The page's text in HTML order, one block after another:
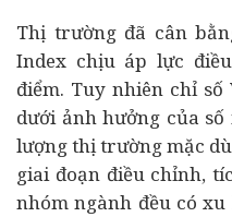
Thị trường đã cân
Index chịu áp lực
điểm. Tuy nhiên chỉ
dưới ảnh hưởng của
lượng thị trường mặc
giai đoạn điều chỉnh,
nhóm ngành đều có